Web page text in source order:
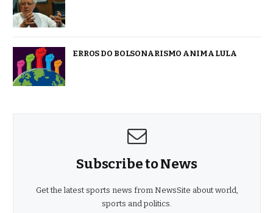
ERROS DO BOLSONARISMO ANIMA LULA
Subscribe to News
Get the latest sports news from NewsSite about world,
sports and politics.